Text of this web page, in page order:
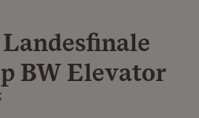
BW Elevator